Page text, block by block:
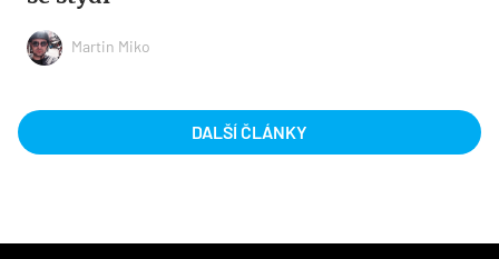
Martin Miko
DALŠÍ ČLÁNKY